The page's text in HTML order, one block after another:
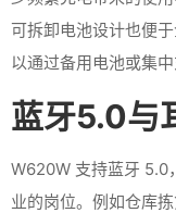
可拆卸电池设计也便
以通过备用电池或集
蓝牙5.0与
W620W 支持蓝牙 5.0
业的岗位。例如仓库